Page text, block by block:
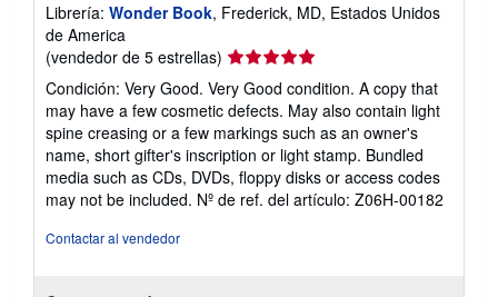
Librería: Wonder Book, Frederick, MD, Estados Unidos
de America
(vendedor de 5 estrellas) Calificación
del
vendedor:
5
de
5
estrellas
Condición: Very Good. Very Good condition. A copy that
may have a few cosmetic defects. May also contain light
spine creasing or a few markings such as an owner's
name, short gifter's inscription or light stamp. Bundled
media such as CDs, DVDs, floppy disks or access codes
may not be included. Nº de ref. del artículo: Z06H-00182
Contactar al vendedor